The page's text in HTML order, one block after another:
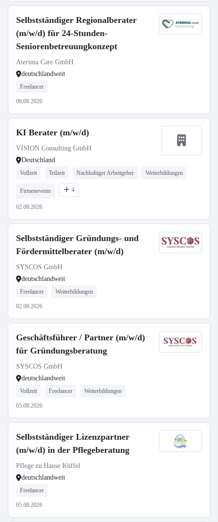
Selbstständiger Regionalberater
(m/w/d) für 24-Stunden-
Seniorenbetreuungkonzept
Aterima Care GmbH
deutschlandweit
Freelancer
06.08.2026
KI Berater (m/w/d)
VISION Consulting GmbH
Deutschland
Vollzeit Teilzeit Nachhaltiger Arbeitgeber Weiterbildungen
Firmenevents 4
02.08.2026
Selbstständiger Gründungs- und
Fördermittelberater (m/w/d)
SYSCOS GmbH
deutschlandweit
Freelancer Weiterbildungen
02.08.2026
Geschäftsführer / Partner (m/w/d)
für Gründungsberatung
SYSCOS GmbH
deutschlandweit
Vollzeit Freelancer Weiterbildungen
05.08.2026
Selbstständiger Lizenzpartner
(m/w/d) in der Pflegeberatung
Pflege zu Hause Küffel
deutschlandweit
Freelancer
05.08.2026